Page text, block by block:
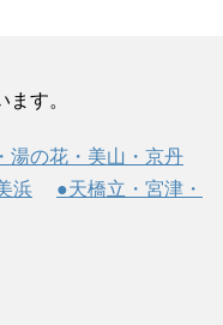
す。
湯の花・美山・京丹
浜
●天橋立・宮津・